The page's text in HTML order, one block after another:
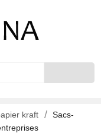
kraft
Sacs-